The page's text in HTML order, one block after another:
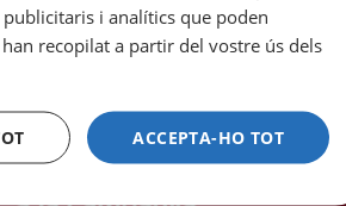
i analítics que poden
recopilat a partir del vostre ús dels
ACCEPTA-HO TOT